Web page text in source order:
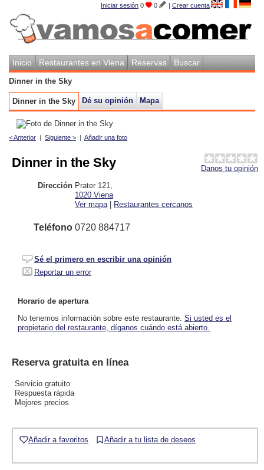
Iniciar sesión 0 0 | Crear cuenta
Inicio Restaurantes en Viena Reservas Buscar
Dinner in the Sky
Dinner in the Sky Dé su opinión Mapa
< Anterior | Siguiente > | Añadir una foto
Danos tu opinión
Dinner in the Sky
Dirección Prater 121
1020 Viena
Ver mapa | Restaurantes cercanos
Teléfono 0720 884717
Sé el primero en escribir una opinión
Reportar un error
Horario de apertura
No tenemos información sobre este restaurante. Si usted es el
propietario del restaurante, díganos cuándo está abierto.
Reserva gratuita en línea
Servicio gratuito
Respuesta rápida
Mejores precios
Añadir a favoritos Añadir a tu lista de deseos